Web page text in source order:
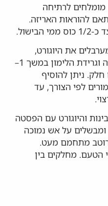
מומלחים לרתיחה
להוראות האריזה.
את היוגורט,
הריקוטה, הפרמזן, החמאה וגרידת הלימון במשך 1–
ניתן להוסיף
לפי הצורך, עד
והיוגורט עם הפסטה
על אש נמוכה
שהרוטב מתחמם מעט.
הטעם. מחלקים בין